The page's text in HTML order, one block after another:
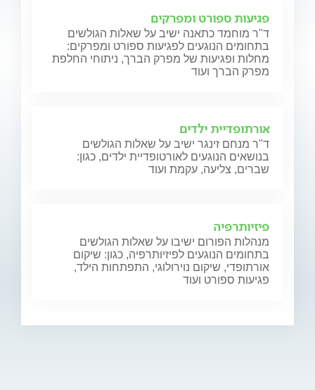
פגיעות ספורט ומפרקים
ד"ר מוחמד כתאנה ישיב על שאלות הגולשים
בתחומים הנוגעים לפגיעות ספורט ומפרקים:
מחלות ופגיעות של מפרק הברך, ניתוחי החלפת
מפרק הברך ועוד
אורתופדיית ילדים
ד"ר מנחם זינגר ישיב על שאלות הגולשים
בנושאים הנוגעים לאורטופדיית ילדים, כגון:
שברים, צליעה, עקמת ועוד
פיזיותרפיה
מנהלות הפורום ישיבו על שאלות הגולשים
בתחומים הנוגעים לפיזיותרפיה, כגון: שיקום
אורתופדי, שיקום נוירולוגי, התפתחות הילד,
פגיעות ספורט ועוד